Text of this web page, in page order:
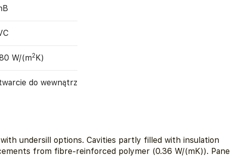
W/(m2K)
do wewnątrz
undersill options. Cavities partly filled with insulation
from fibre-reinforced polymer (0.36 W/(mK)). Pane